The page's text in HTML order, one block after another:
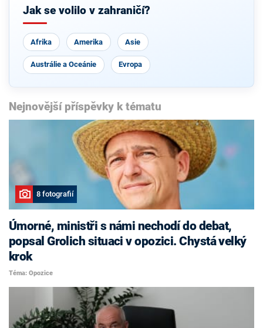
Jak se volilo v zahraničí?
Afrika Amerika Asie
Austrálie a Oceánie Evropa
Nejnovější příspěvky k tématu
8 fotografií
Úmorné, ministři s námi nechodí do debat,
popsal Grolich situaci v opozici. Chystá velký
krok
Téma: Opozice